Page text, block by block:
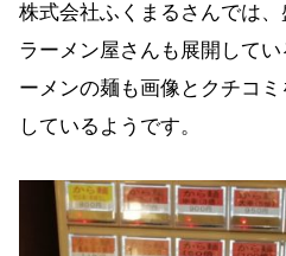
株式会社ふくまるさんでは
ラーメン屋さんも展開して
ーメンの麺も画像とクチコ
しているようです。